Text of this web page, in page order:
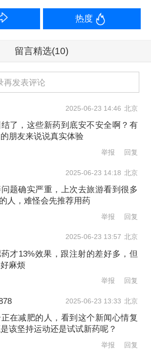
热度
留言精选(10)
再发表评论
2025-06-23 14:46 北京
了，这些新药到底安不安全啊？有
朋友来说说真实体验
举报 回复
2025-06-23 14:18 北京
题确实严重，上次去旅游看到很多
人，难怪会先推荐用药
举报 回复
2025-06-23 13:57 北京
才13%效果，跟注射的差好多，但
麻烦
举报 回复
2025-06-23 13:33 北京
在减肥的人，看到这个新闻心情复
该坚持运动还是试试新药呢？
举报 回复